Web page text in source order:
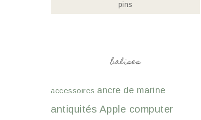
pins
balises
accessoires ancre de marine
antiquités Apple computer